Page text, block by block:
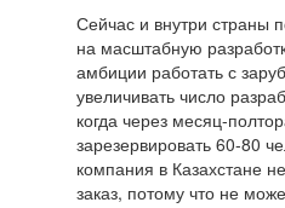
Сейчас и внутри страны
на масштабную
амбиции работать с
увеличивать число
когда через месяц-
зарезервировать 60-80
компания в Казахстане
заказ, потому что не